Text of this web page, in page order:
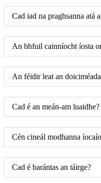
Cad iad na praghsanna atá
An bhfuil cainníocht íosta
An féidir leat an
Cad é an meán-am luaidhe?
Cén cineál modhanna
Cad é barántas an táirge?